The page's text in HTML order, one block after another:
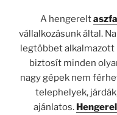
A hengerelt
vállalkozásunk által.
legtöbbet
biztosít minden
nagy gépek nem
telephelyek,
ajánlatos.